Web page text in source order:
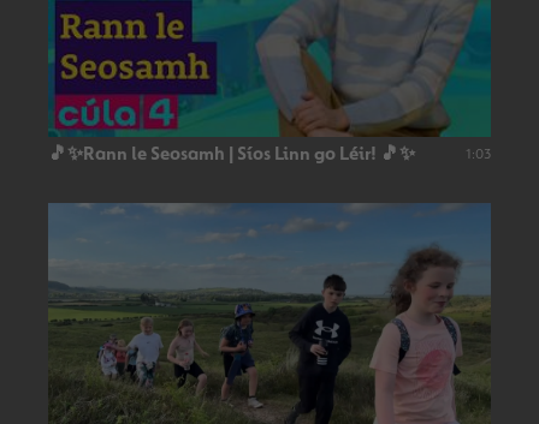
🎵✨Rann le Seosamh | Síos Linn go Léir! 🎵✨ 1:03